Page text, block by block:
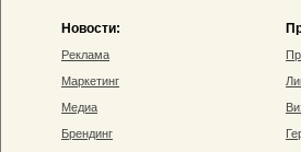
Новости:
Реклама
Маркетинг
Медиа
Брендинг